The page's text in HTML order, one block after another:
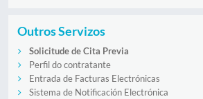
Outros Servizos
Solicitude de Cita Previa
Perfil do contratante
Entrada de Facturas Electrónicas
Sistema de Notificación Electrónica